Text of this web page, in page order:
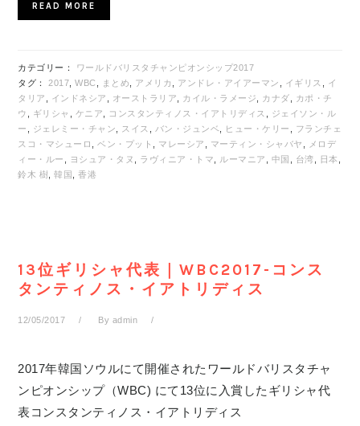
READ MORE
カテゴリー： ワールドバリスタチャンピオンシップ2017
タグ： 2017 ,WBC まとめ アメリカ アンドレ・アイアーマン イギリス
イ
タリア
インドネシア オーストラリア カイル・ラメージ カナダ
カポ・チ
ウ
ギリシャ ケニア コンスタンティノス・イアトリディス
ジェイソン・ル
ー
ジェレミー・チャン スイス バン・ジュンベ ヒュー・ケリー
フランチェ
スコ・マシューロ
,ベン・プット マレーシア マーティン・シャバヤ
メロデ
ィー・ルー
ヨシュア・タヌ ラヴィニア・トマ ルーマニア 中国 台湾 日本
鈴木 樹
,韓国 ,香港
13位ギリシャ代表｜WBC2017-コンス
タンティノス・イアトリディス
12/05/2017 By admin
2017年韓国ソウルにて開催されたワールドバリスタチャ
ンピオンシップ（WBC) にて13位に入賞したギリシャ代
表コンスタンティノス・イアトリディス